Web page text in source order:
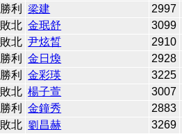
勝利 梁建
2997
敗北 金珉舒
3099
敗北 尹炫晳
2910
勝利 金日煥
2928
勝利 金彩瑛
3225
敗北 楊子萱
3007
勝利 金鐘秀
2883
敗北 劉昌赫
3269